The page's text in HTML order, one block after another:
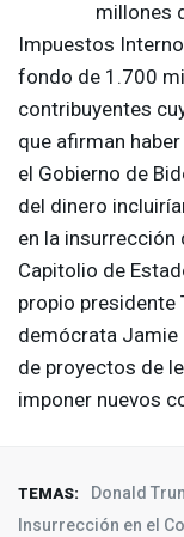
millones
Impuestos
fondo de 1.700
contribuyentes
que afirman
el Gobierno de
del dinero
en la insurrección
Capitolio de
propio presidente
demócrata Jamie
de proyectos de
imponer nuevos
TEMAS: Donald
Insurrección en el